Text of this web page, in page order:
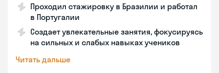
Проходил стажировку в Бразилии и работал
в Португалии
Создает увлекательные занятия, фокусируясь
на сильных и слабых навыках учеников
Читать дальше